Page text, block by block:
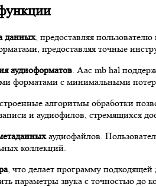
данных, предоставляя
предоставляя точные
аудиоформатов . Aac mb hal
форматами с минимальными
алгоритмы обработки
и аудиофилов, стремящихся
аудиофайлов.
коллекций.
, что делает программу
параметры звука с точностью до